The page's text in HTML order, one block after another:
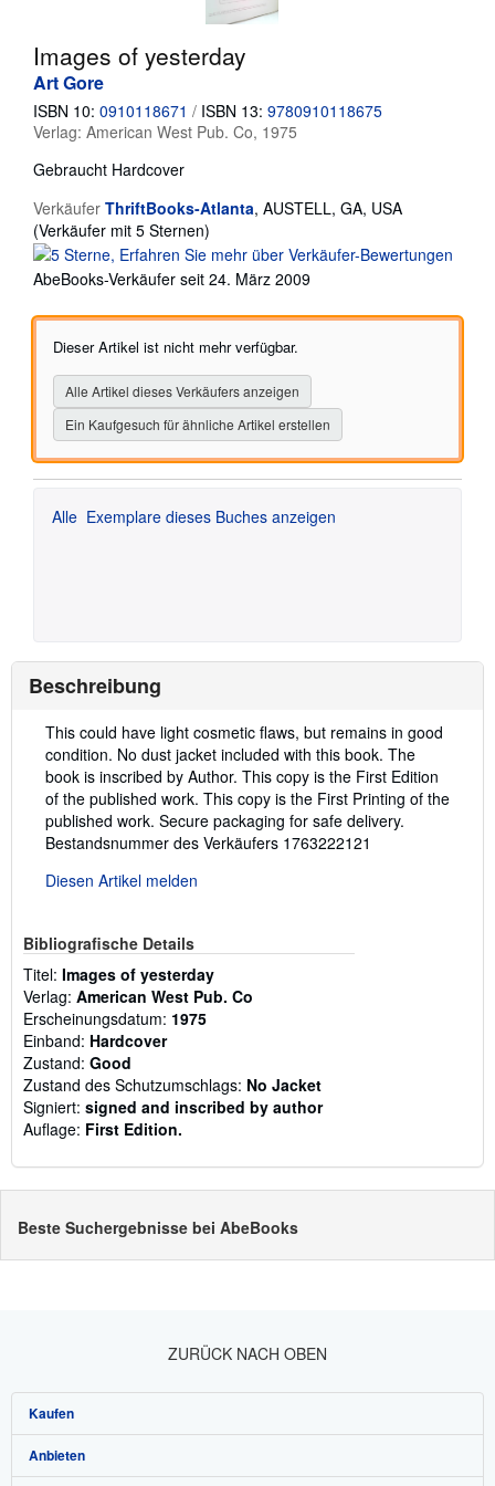
SCHLIESSEN
Images of yesterday
Art Gore
ISBN 10: 0910118671 / ISBN 13: 9780910118675
Verlag: American West Pub. Co, 1975
Gebraucht Hardcover
Verkäufer ThriftBooks-Atlanta, AUSTELL, GA, USA
(Verkäufer mit 5 Sternen)
5
von
Sternen
AbeBooks-Verkäufer seit 24. März 2009
Dieser Artikel ist nicht mehr verfügbar.
Alle Artikel dieses Verkäufers anzeigen
Ein Kaufgesuch für ähnliche Artikel erstellen
Alle Exemplare dieses Buches anzeigen
Beschreibung
Beschreibung:
This could have light cosmetic flaws, but remains in good
condition. No dust jacket included with this book. The
book is inscribed by Author. This copy is the First Edition
of the published work. This copy is the First Printing of the
published work. Secure packaging for safe delivery.
Bestandsnummer des Verkäufers 1763222121
Diesen Artikel melden
Bibliografische Details
Titel: Images of yesterday
Verlag: American West Pub. Co
Erscheinungsdatum: 1975
Einband: Hardcover
Zustand: Good
Zustand des Schutzumschlags: No Jacket
Signiert: signed and inscribed by author
Auflage: First Edition.
Beste Suchergebnisse bei AbeBooks
ZURÜCK NACH OBEN
Kaufen
Detailsuche
Anbieten